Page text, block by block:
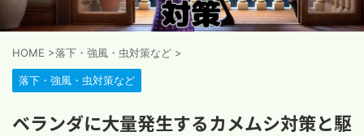
HOME >落下・強風・虫対策など >
落下・強風・虫対策など
ベランダに大量発生するカメムシ対策と駆